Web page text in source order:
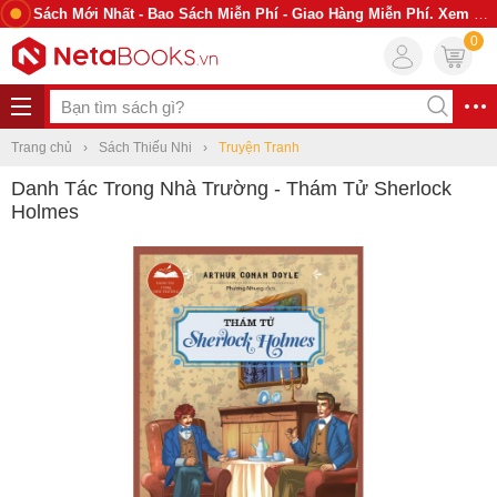
Sách Mới Nhất - Bao Sách Miễn Phí - Giao Hàng Miễn Phí. Xem Ngay
0
Trang chủ Sách Thiếu Nhi Truyện Tranh
Danh Tác Trong Nhà Trường - Thám Tử Sherlock
Holmes